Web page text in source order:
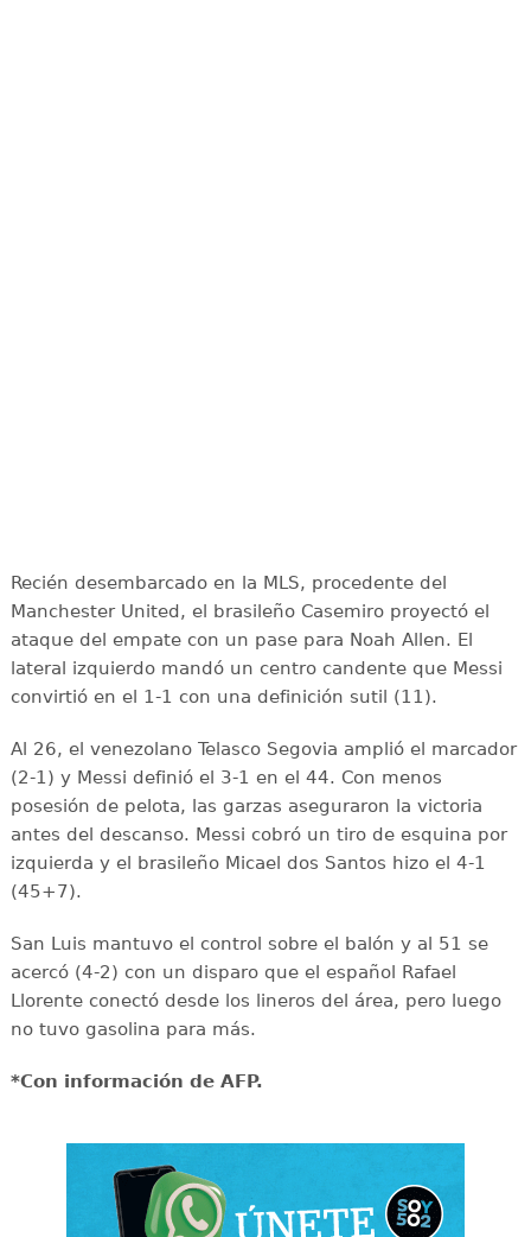
Recién desembarcado en la MLS, procedente del
Manchester United, el brasileño Casemiro proyectó el
ataque del empate con un pase para Noah Allen. El
lateral izquierdo mandó un centro candente que Messi
convirtió en el 1-1 con una definición sutil (11).
Al 26, el venezolano Telasco Segovia amplió el marcador
(2-1) y Messi definió el 3-1 en el 44. Con menos
posesión de pelota, las garzas aseguraron la victoria
antes del descanso. Messi cobró un tiro de esquina por
izquierda y el brasileño Micael dos Santos hizo el 4-1
(45+7).
San Luis mantuvo el control sobre el balón y al 51 se
acercó (4-2) con un disparo que el español Rafael
Llorente conectó desde los lineros del área, pero luego
no tuvo gasolina para más.
*Con información de AFP.